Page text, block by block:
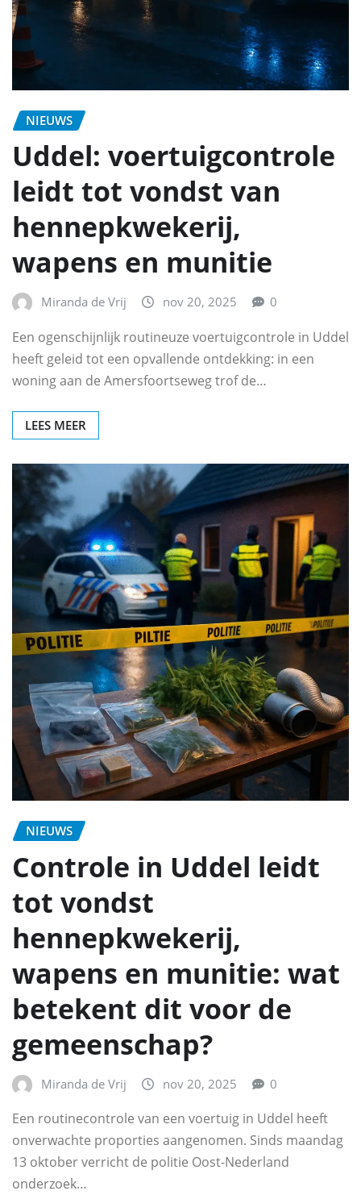
NIEUWS
Uddel: voertuigcontrole
leidt tot vondst van
hennepkwekerij,
wapens en munitie
Miranda de Vrij nov 20, 2025 0
Een ogenschijnlijk routineuze voertuigcontrole in Uddel
heeft geleid tot een opvallende ontdekking: in een
woning aan de Amersfoortseweg trof de…
LEES MEER
NIEUWS
Controle in Uddel leidt
tot vondst
hennepkwekerij,
wapens en munitie: wat
betekent dit voor de
gemeenschap?
Miranda de Vrij nov 20, 2025 0
Een routinecontrole van een voertuig in Uddel heeft
onverwachte proporties aangenomen. Sinds maandag
13 oktober verricht de politie Oost-Nederland
onderzoek…